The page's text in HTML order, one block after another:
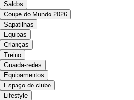
Saldos
Coupe do Mundo 2026
Sapatilhas
Equipas
Crianças
Treino
Guarda-redes
Equipamentos
Espaço do clube
Lifestyle